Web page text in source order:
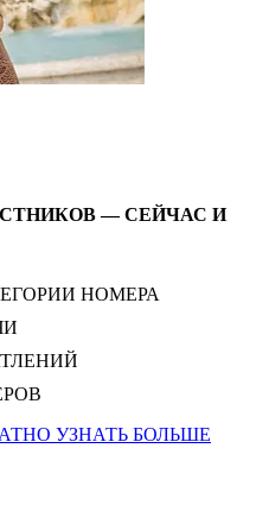
— СЕЙЧАС И
НОМЕРА
УЗНАТЬ БОЛЬШЕ